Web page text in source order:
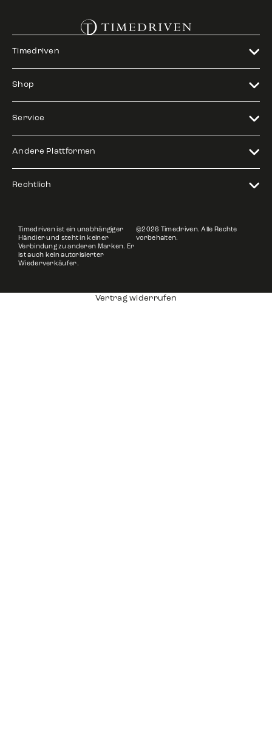
Timedriven
Shop
Service
Andere Plattformen
Rechtlich
Timedriven ist ein unabhängiger
Händler und steht in keiner
Verbindung zu anderen Marken. Er
ist auch kein autorisierter
Wiederverkäufer.
©2026 Timedriven. Alle Rechte
vorbehalten.
Vertrag widerrufen